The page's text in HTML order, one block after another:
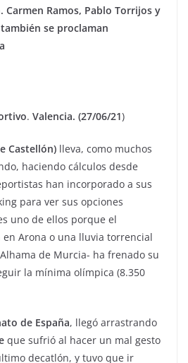
Ramos, Pablo Torrijos y
se proclaman
. Valencia. (27/06/21)
Castellón) lleva, como muchos
haciendo cálculos desde
han incorporado a sus
para ver sus opciones
uno de ellos porque el
Arona o una lluvia torrencial
de Murcia- ha frenado su
la mínima olímpica (8.350
de España, llegó arrastrando
que sufrió al hacer un mal gesto
decatlón, y tuvo que ir